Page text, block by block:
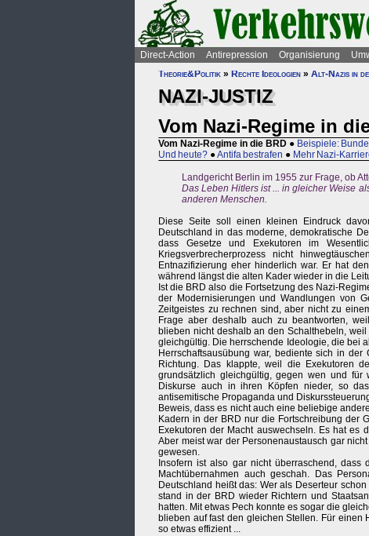
Direct-Action Antirepression Organisierung
Theorie&Politik » Rechte Ideologien » Alt-Nazis in
NAZI-JUSTIZ
Vom Nazi-Regime in
Vom Nazi-Regime in die BRD ● Beispiele:
Und heute? ●Antifa bestrafen ● Mehr Nazi-
Landgericht Berlin im 1955 zur Frage, ob
Das Leben Hitlers ist ... in gleicher Weise
anderen Menschen.
Diese Seite soll einen kleinen Eindruck
Deutschland in das moderne, demokratische
dass Gesetze und Exekutoren im
Kriegsverbrecherprozess nicht
Entnazifizierung eher hinderlich war. Er hat
während längst die alten Kader wieder in die
Ist die BRD also die Fortsetzung des Nazi-
der Modernisierungen und Wandlungen von
Zeitgeistes zu rechnen sind, aber nicht zu
Frage aber deshalb auch zu beantworten,
blieben nicht deshalb an den Schalthebeln,
gleichgültig. Die herrschende Ideologie, die bei
Herrschaftsausübung war, bediente sich in
Richtung. Das klappte, weil die Exekutoren
grundsätzlich gleichgültig, gegen wen und
Diskurse auch in ihren Köpfen nieder, so
antisemitische Propaganda und
Beweis, dass es nicht auch eine beliebige
Kadern in der BRD nur die Fortschreibung der
Exekutoren der Macht auswechseln. Es hat es
Aber meist war der Personenaustausch gar
gewesen.
Insofern ist also gar nicht überraschend,
Machtübernahmen auch geschah. Das
Deutschland heißt das: Wer als Deserteur
stand in der BRD wieder Richtern und
hatten. Mit etwas Pech konnte es sogar die
blieben auf fast den gleichen Stellen. Für einen
so etwas effizient ...